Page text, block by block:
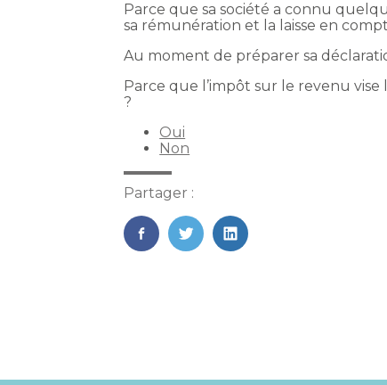
Parce que sa société a connu
sa rémunération et la laisse en
Au moment de préparer sa
Parce que l’impôt sur le revenu
?
Oui
Non
Partager :
FaceBook
TwitterLinkedIn